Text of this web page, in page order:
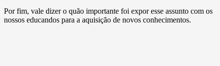
Por fim, vale dizer o quão importante foi expor esse assunto com os
nossos educandos para a aquisição de novos conhecimentos.